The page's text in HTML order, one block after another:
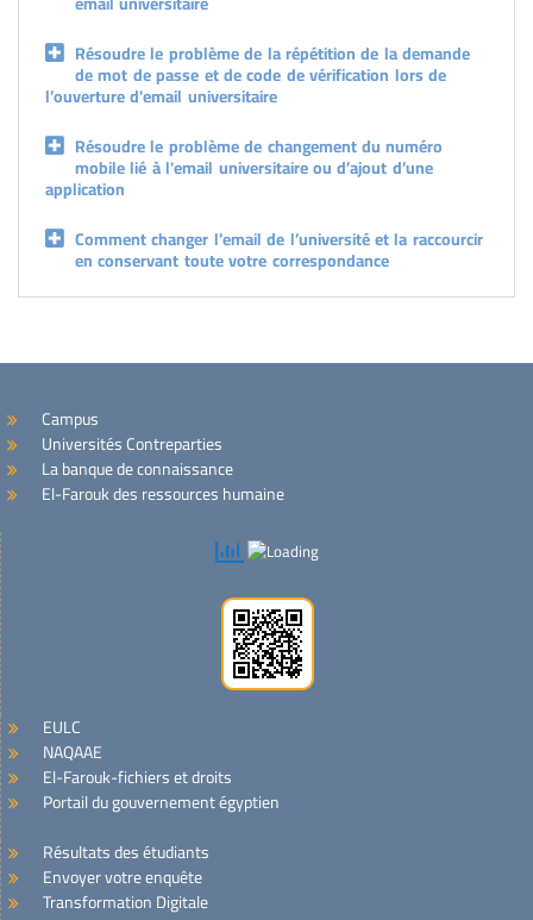
Résoudre le problème de la répétition de la demande
de mot de passe et de code de vérification lors de
l’ouverture d'email universitaire
Résoudre le problème de changement du numéro
mobile lié à l'email universitaire ou d’ajout d’une
application
Comment changer l’email de l’université et la raccourcir
en conservant toute votre correspondance
Campus
Universités Contreparties
La banque de connaissance
El-Farouk des ressources humaine
EULC
NAQAAE
El-Farouk-fichiers et droits
Portail du gouvernement égyptien
Résultats des étudiants
Envoyer votre enquête
Transformation Digitale